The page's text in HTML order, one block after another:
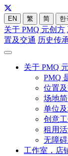
EN 繁 简 한
关于 PMQ 元创方
置及交通 历史传
关于 PMQ
PMQ
位置
场地
单位
创意
租用
无障
工作室，店